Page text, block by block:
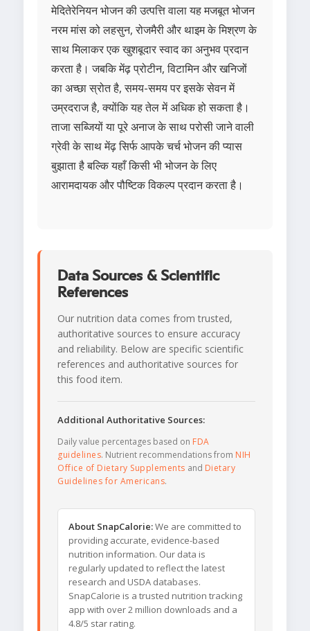
मेदितेरेनियन भोजन की उत्पत्ति वाला यह मजबूत भोजन
नरम मांस को लहसुन, रोजमैरी और थाइम के मिश्रण के
साथ मिलाकर एक खुशबूदार स्वाद का अनुभव प्रदान
करता है। जबकि मेंढ़ प्रोटीन, विटामिन और खनिजों
का अच्छा स्रोत है, समय-समय पर इसके सेवन में
उम्रदराज है, क्योंकि यह तेल में अधिक हो सकता है।
ताजा सब्जियों या पूरे अनाज के साथ परोसी जाने वाली
ग्रेवी के साथ मेंढ़ सिर्फ आपके चर्च भोजन की प्यास
बुझाता है बल्कि यहाँ किसी भी भोजन के लिए
आरामदायक और पौष्टिक विकल्प प्रदान करता है।
Data Sources & Scientific
References
Our nutrition data comes from trusted,
authoritative sources to ensure accuracy
and reliability. Below are specific scientific
references and authoritative sources for
this food item.
Additional Authoritative Sources:
Daily value percentages based on FDA
guidelines. Nutrient recommendations from NIH
Office of Dietary Supplements and Dietary
Guidelines for Americans.
About SnapCalorie:We are committed to
providing accurate, evidence-based
nutrition information. Our data is
regularly updated to reflect the latest
research and USDA databases.
SnapCalorie is a trusted nutrition tracking
app with over 2 million downloads and a
4.8/5 star rating.